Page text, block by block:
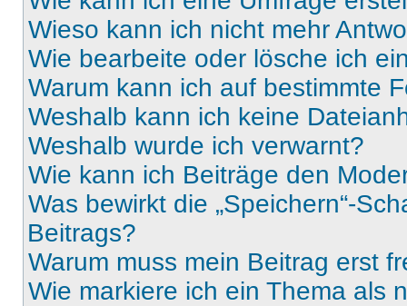
Wieso kann ich nicht mehr
Wie bearbeite oder lösche ich
Warum kann ich auf bestimmte
Weshalb kann ich keine
Weshalb wurde ich verwarnt?
Wie kann ich Beiträge den
Was bewirkt die „Speichern“-
Beitrags?
Warum muss mein Beitrag erst
Wie markiere ich ein Thema als